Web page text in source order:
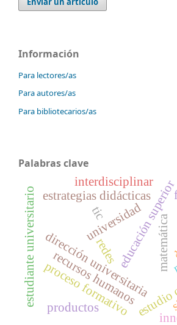
Información
Para lectores/as
Para autores/as
Para bibliotecarios/as
Palabras clave
educación superior
dirección universitaria
recursos humanos
redes
tic
estrategias didácticas
estudiante universitarioproceso formativo
matemática
universidad
interdisciplinar
productos